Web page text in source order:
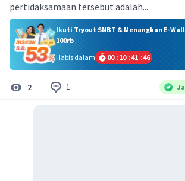
pertidaksamaan tersebut adalah...
Ikuti Tryout SNBT & Menangkan E-
100rb
Habis dalam
00 :10 :41 :45
2 1